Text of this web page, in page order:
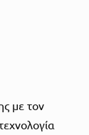
με τον